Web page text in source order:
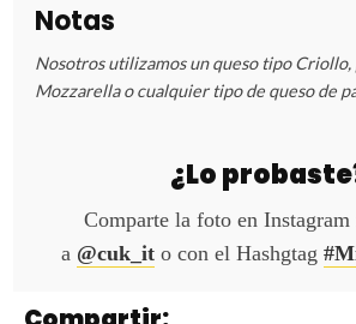
Notas
Nosotros utilizamos un queso tipo
Mozzarella o cualquier tipo de queso de
¿Lo
Comparte la foto en Instagram
a @cuk_it o con el Hashgtag